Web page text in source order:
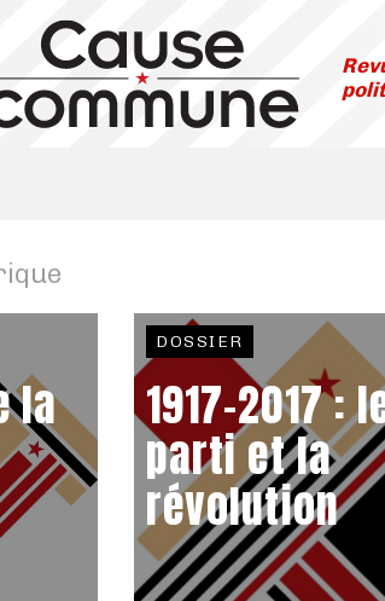
la
DOSSIER
1917-2017 :
parti et la
révolution